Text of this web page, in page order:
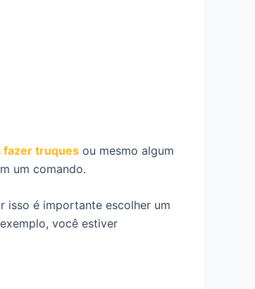
fazer truques ou mesmo algum
um comando.
isso é importante escolher um
você estiver